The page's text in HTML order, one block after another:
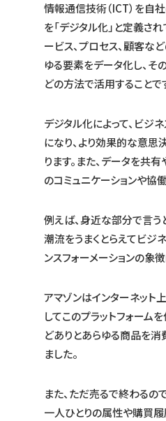
情報通信技術（ICT）を自
を「デジタル化」と定義さ
ービス、プロセス、顧客な
ゆる要素をデータ化し、
どの方法で活用することで
デジタル化によって、ビジ
になり、より効果的な意
ります。また、データを共
のコミュニケーションや協
例えば、身近な部分で言
潮流をうまくとらえてビジ
ンスフォーメーションの象
アマゾンはインターネット
してこのプラットフォーム
どありとあらゆる商品を
ました。
また、ただ売るで終わる
一人ひとりの属性や購買